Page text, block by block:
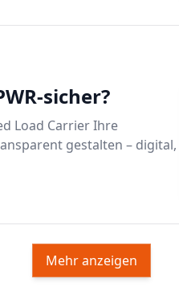
sicher?
Load Carrier Ihre
gestalten – digital,
Mehr anzeigen